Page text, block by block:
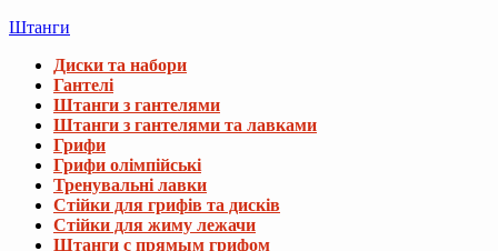
Штанги
Диски та набори
Гантелі
Штанги з гантелями
Штанги з гантелями та лавками
Грифи
Грифи олімпійські
Тренувальні лавки
Стійки для грифів та дисків
Стійки для жиму лежачи
Штанги с прямым грифом